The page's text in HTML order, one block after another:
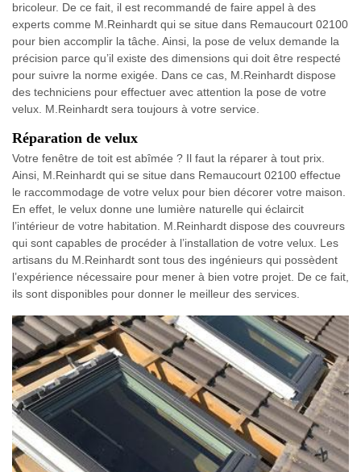
bricoleur. De ce fait, il est recommandé de faire appel à des
experts comme M.Reinhardt qui se situe dans Remaucourt 02100
pour bien accomplir la tâche. Ainsi, la pose de velux demande la
précision parce qu’il existe des dimensions qui doit être respecté
pour suivre la norme exigée. Dans ce cas, M.Reinhardt dispose
des techniciens pour effectuer avec attention la pose de votre
velux. M.Reinhardt sera toujours à votre service.
Réparation de velux
Votre fenêtre de toit est abîmée ? Il faut la réparer à tout prix.
Ainsi, M.Reinhardt qui se situe dans Remaucourt 02100 effectue
le raccommodage de votre velux pour bien décorer votre maison.
En effet, le velux donne une lumière naturelle qui éclaircit
l’intérieur de votre habitation. M.Reinhardt dispose des couvreurs
qui sont capables de procéder à l’installation de votre velux. Les
artisans du M.Reinhardt sont tous des ingénieurs qui possèdent
l’expérience nécessaire pour mener à bien votre projet. De ce fait,
ils sont disponibles pour donner le meilleur des services.